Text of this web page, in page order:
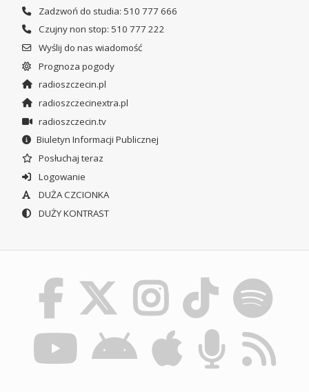
Zadzwoń do studia: 510 777 666
Czujny non stop: 510 777 222
Wyślij do nas wiadomość
Prognoza pogody
radioszczecin.pl
radioszczecinextra.pl
radioszczecin.tv
Biuletyn Informacji Publicznej
Posłuchaj teraz
Logowanie
DUŻA CZCIONKA
DUŻY KONTRAST